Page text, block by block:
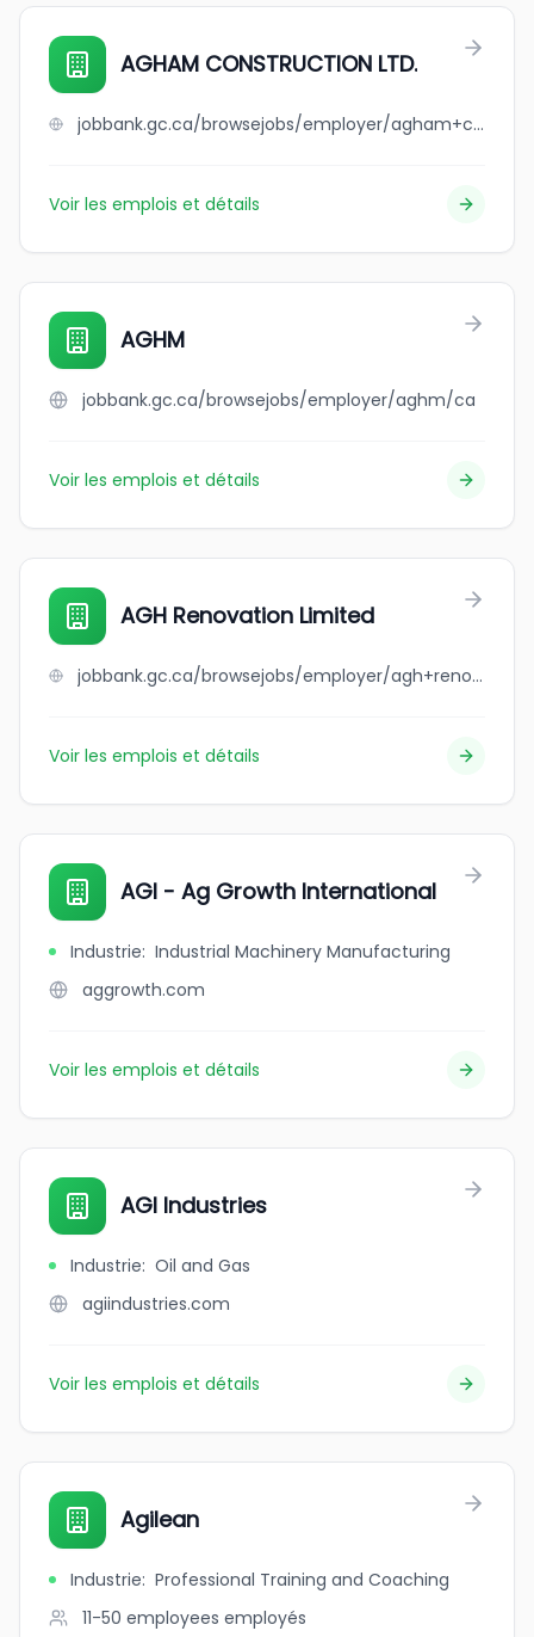
AGHAM CONSTRUCTION LTD.
jobbank.gc.ca/browsejobs/employer/agham+construction+ltd./ca
Voir les emplois et détails
AGHM
jobbank.gc.ca/browsejobs/employer/aghm/ca
Voir les emplois et détails
AGH Renovation Limited
jobbank.gc.ca/browsejobs/employer/agh+renovation+limited/ca
Voir les emplois et détails
AGI - Ag Growth International
Industrie: Industrial Machinery Manufacturing
aggrowth.com
Voir les emplois et détails
AGI Industries
Industrie: Oil and Gas
agiindustries.com
Voir les emplois et détails
Agilean
Industrie: Professional Training and Coaching
11-50 employees employés